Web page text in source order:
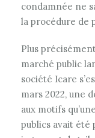
condamnée ne
la procédure de
Plus
marché public
société Icare
mars 2022, une
aux motifs
publics avait